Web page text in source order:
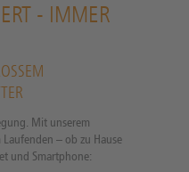
- IMMER
Mit unserem
– ob zu Hause
und Smartphone: